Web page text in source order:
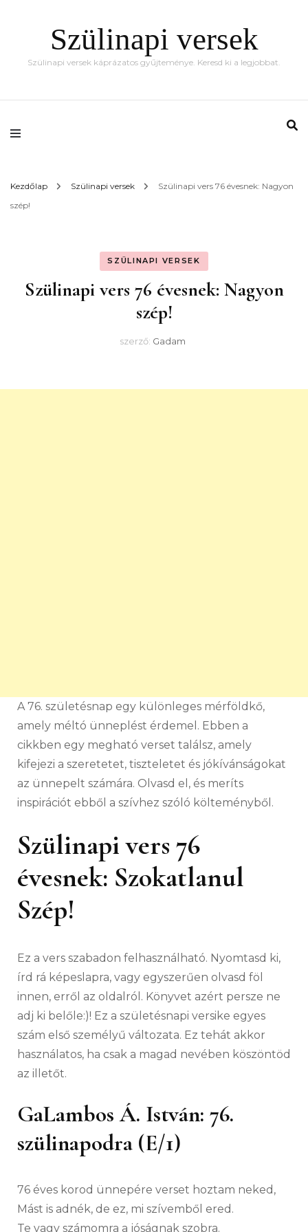
Szülinapi versek
Szülinapi versek káprázatos gyűjteménye. Keresd ki a legjobbat.
Kezdőlap Szülinapi versek
Szülinapi vers 76 évesnek: Nagyon
szép!
SZÜLINAPI VERSEK
Szülinapi vers 76 évesnek: Nagyon
szép!
szerző: Gadam
A 76. születésnap egy különleges mérföldkő,
amely méltó ünneplést érdemel. Ebben a
cikkben egy megható verset találsz, amely
kifejezi a szeretetet, tiszteletet és jókívánságokat
az ünnepelt számára. Olvasd el, és meríts
inspirációt ebből a szívhez szóló költeményből.
Szülinapi vers 76
évesnek: Szokatlanul
Szép!
Ez a vers szabadon felhasználható. Nyomtasd ki,
írd rá képeslapra, vagy egyszerűen olvasd föl
innen, erről az oldalról. Könyvet azért persze ne
adj ki belőle:)! Ez a születésnapi versike egyes
szám első személyű változata. Ez tehát akkor
használatos, ha csak a magad nevében köszöntöd
az illetőt.
GaLambos Á. István: 76.
szülinapodra (E/1)
76 éves korod ünnepére verset hoztam neked,
Mást is adnék, de ez, mi szívemből ered.
Te vagy számomra a jóságnak szobra.